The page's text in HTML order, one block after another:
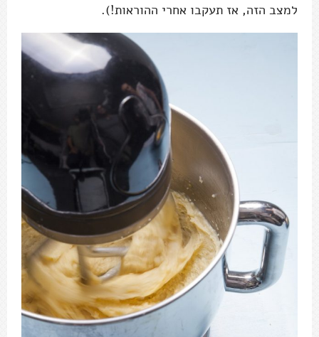
למצב הזה, אז תעקבו אחרי ההוראות!).